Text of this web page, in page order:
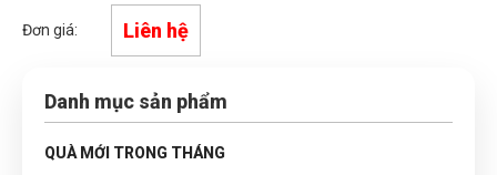
Đơn giá: Liên hệ
Danh mục sản phẩm
QUÀ MỚI TRONG THÁNG